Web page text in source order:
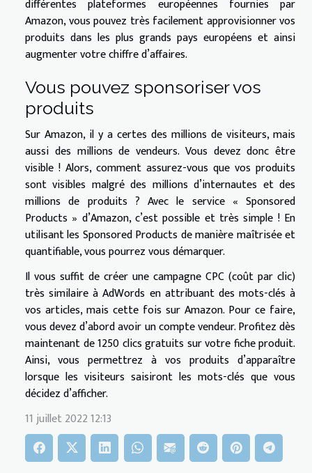
différentes plateformes européennes fournies par
Amazon, vous pouvez très facilement approvisionner vos
produits dans les plus grands pays européens et ainsi
augmenter votre chiffre d’affaires.
Vous pouvez sponsoriser vos
produits
Sur Amazon, il y a certes des millions de visiteurs, mais
aussi des millions de vendeurs. Vous devez donc être
visible ! Alors, comment assurez-vous que vos produits
sont visibles malgré des millions d’internautes et des
millions de produits ? Avec le service « Sponsored
Products » d’Amazon, c’est possible et très simple ! En
utilisant les Sponsored Products de manière maîtrisée et
quantifiable, vous pourrez vous démarquer.
Il vous suffit de créer une campagne CPC (coût par clic)
très similaire à AdWords en attribuant des mots-clés à
vos articles, mais cette fois sur Amazon. Pour ce faire,
vous devez d’abord avoir un compte vendeur. Profitez dès
maintenant de 1250 clics gratuits sur votre fiche produit.
Ainsi, vous permettrez à vos produits d’apparaître
lorsque les visiteurs saisiront les mots-clés que vous
décidez d’afficher.
11 juillet 2022 12:13